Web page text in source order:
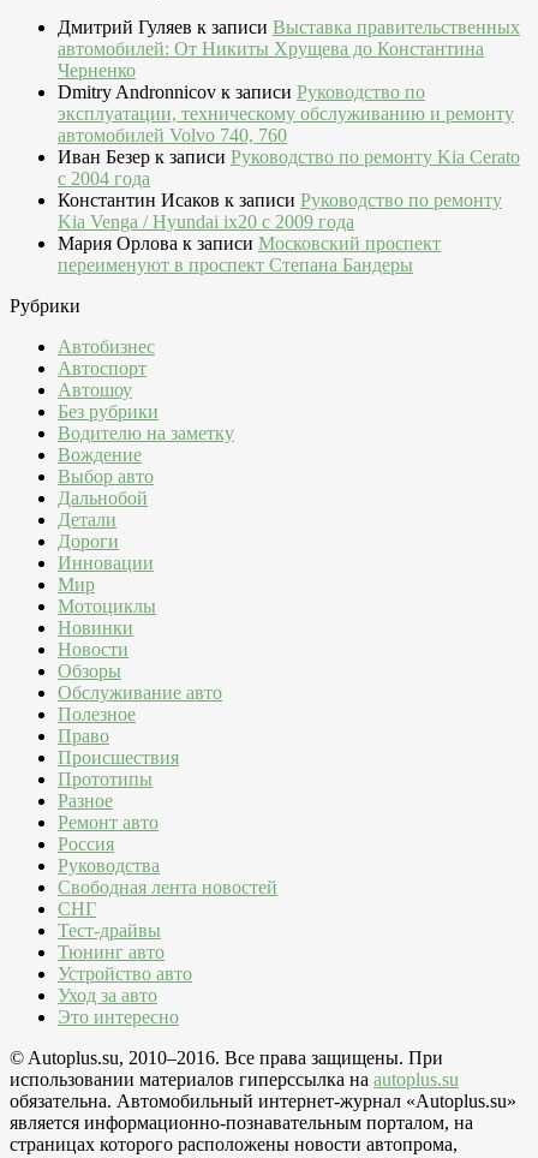
Дмитрий Гуляев к записи Выставка правительственных
автомобилей: От Никиты Хрущева до Константина
Черненко
Dmitry Andronnicov к записи Руководство по
эксплуатации, техническому обслуживанию и ремонту
автомобилей Volvo 740, 760
Иван Безер к записи Руководство по ремонту Kia Cerato
c 2004 года
Константин Исаков к записи Руководство по ремонту
Kia Venga / Hyundai ix20 c 2009 года
Мария Орлова к записи Московский проспект
переименуют в проспект Степана Бандеры
Рубрики
Автобизнес
Автоспорт
Автошоу
Без рубрики
Водителю на заметку
Вождение
Выбор авто
Дальнобой
Детали
Дороги
Инновации
Мир
Мотоциклы
Новинки
Новости
Обзоры
Обслуживание авто
Полезное
Право
Происшествия
Прототипы
Разное
Ремонт авто
Россия
Руководства
Свободная лента новостей
СНГ
Тест-драйвы
Тюнинг авто
Устройство авто
Уход за авто
Это интересно
© Autoplus.su, 2010–2016. Все права защищены. При
использовании материалов гиперссылка на autoplus.su
обязательна. Автомобильный интернет-журнал «Autoplus.su»
является информационно-познавательным порталом, на
страницах которого расположены новости автопрома,